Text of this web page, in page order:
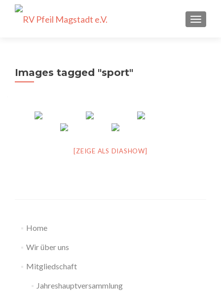
Images tagged "sport"
[ZEIGE ALS DIASHOW]
Home
Wir über uns
Mitgliedschaft
Jahreshauptversammlung